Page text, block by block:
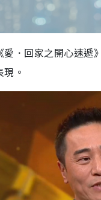
．回家之開心速遞
。